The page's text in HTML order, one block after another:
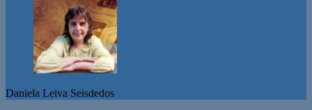
Daniela Leiva Seisdedos